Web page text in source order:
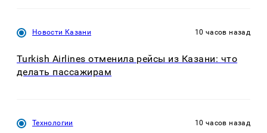
Новости Казани 10 часов назад
Turkish Airlines отменила рейсы из Казани: что
делать пассажирам
Технологии 10 часов назад